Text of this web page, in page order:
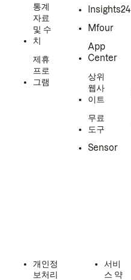
통계
자료
및 수
치
제휴
프로
그램
Insights24
Mfour
App
Center
상위
웹사
이트
무료
도구
Sensor
개인정
보처리
서비
스 약